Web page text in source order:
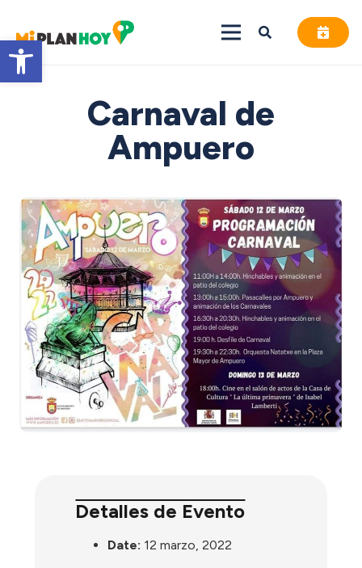
Abrir barra de herramientas
Carnaval de
Ampuero
Detalles de Evento
Date: 12 marzo, 2022